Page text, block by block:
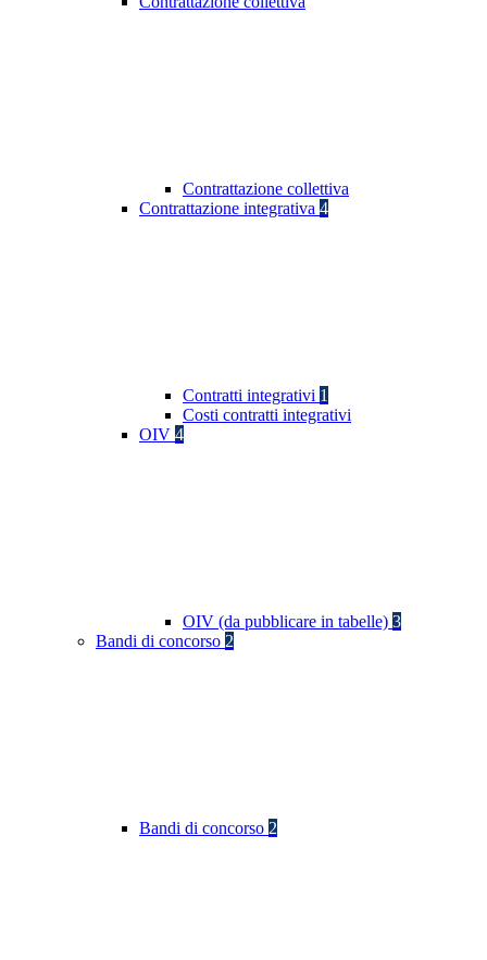
Contrattazione collettiva
Contrattazione integrativa 4
Contratti integrativi 1
Costi contratti integrativi
OIV 4
OIV (da pubblicare in tabelle) 3
Bandi di concorso 2
Bandi di concorso 2